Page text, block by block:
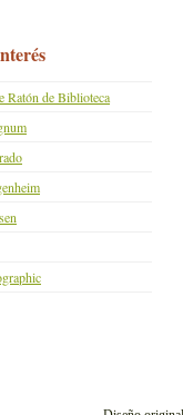
Ratón de Biblioteca